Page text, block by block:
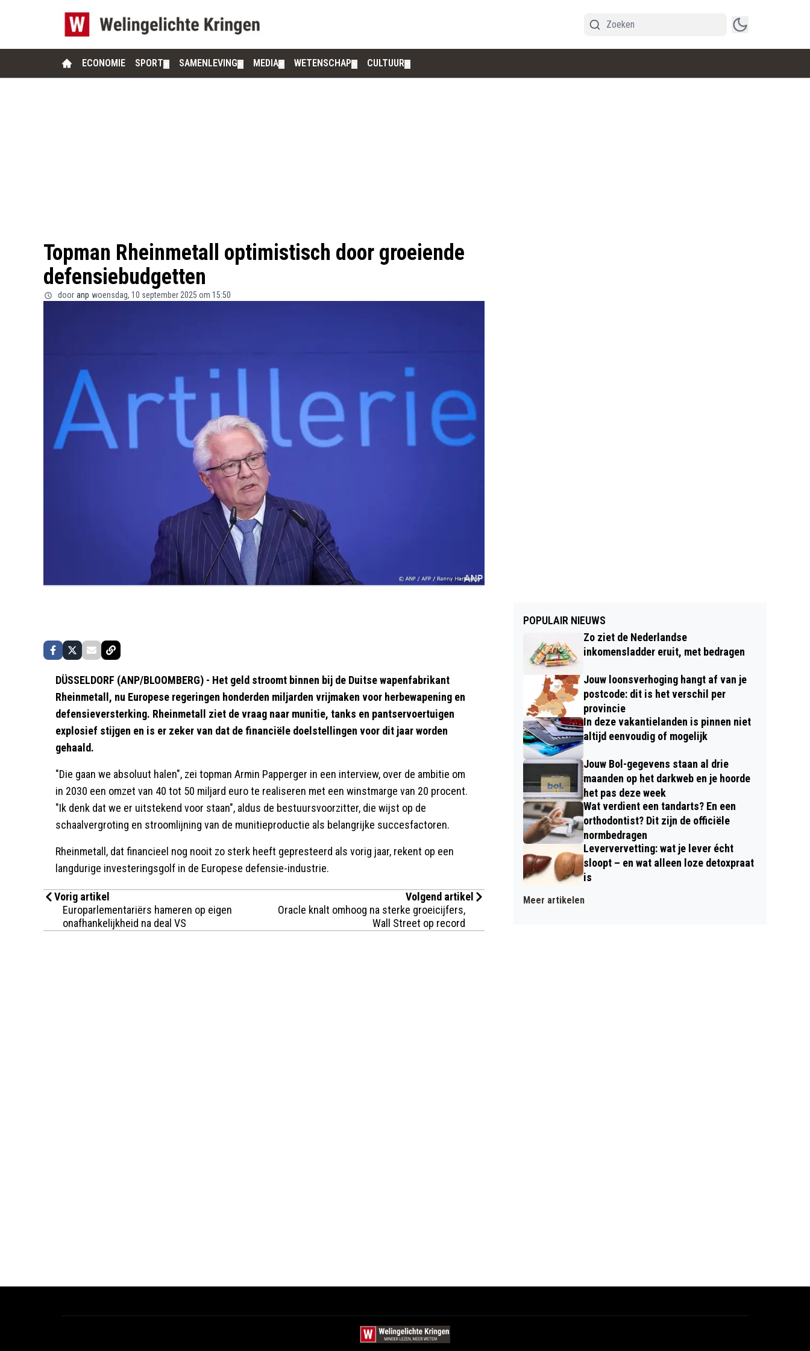
ECONOMIE SPORT SAMENLEVING MEDIA WETENSCHAP CULTUUR
Topman Rheinmetall optimistisch door groeiende
defensiebudgetten
door anp woensdag, 10 september 2025 om 15:50
DÜSSELDORF (ANP/BLOOMBERG) - Het geld stroomt binnen bij de Duitse wapenfabrikant
Rheinmetall, nu Europese regeringen honderden miljarden vrijmaken voor herbewapening en
defensieversterking. Rheinmetall ziet de vraag naar munitie, tanks en pantservoertuigen
explosief stijgen en is er zeker van dat de financiële doelstellingen voor dit jaar worden
gehaald.
"Die gaan we absoluut halen", zei topman Armin Papperger in een interview, over de ambitie om
in 2030 een omzet van 40 tot 50 miljard euro te realiseren met een winstmarge van 20 procent.
"Ik denk dat we er uitstekend voor staan", aldus de bestuursvoorzitter, die wijst op de
schaalvergroting en stroomlijning van de munitieproductie als belangrijke succesfactoren.
Rheinmetall, dat financieel nog nooit zo sterk heeft gepresteerd als vorig jaar, rekent op een
langdurige investeringsgolf in de Europese defensie-industrie.
Vorig artikel
Europarlementariërs hameren op eigen
onafhankelijkheid na deal VS
Volgend artikel
Oracle knalt omhoog na sterke groeicijfers,
Wall Street op record
POPULAIR NIEUWS
Zo ziet de Nederlandse
inkomensladder eruit, met bedragen
Jouw loonsverhoging hangt af van je
postcode: dit is het verschil per
provincie
In deze vakantielanden is pinnen niet
altijd eenvoudig of mogelijk
Jouw Bol-gegevens staan al drie
maanden op het darkweb en je hoorde
het pas deze week
Wat verdient een tandarts? En een
orthodontist? Dit zijn de officiële
normbedragen
Leververvetting: wat je lever écht
sloopt – en wat alleen loze detoxpraat
is
Meer artikelen